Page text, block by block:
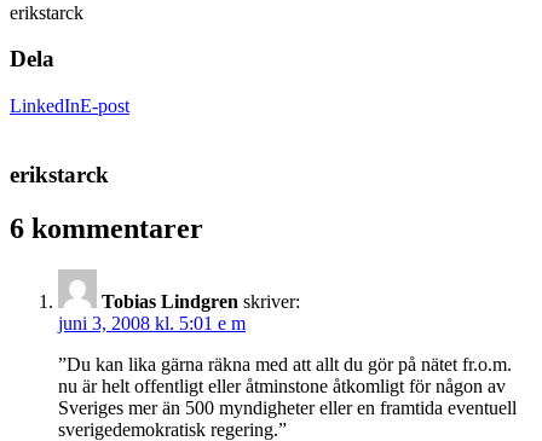
erikstarck
Dela
LinkedInE-post
erikstarck
6 kommentarer
Tobias Lindgren skriver:
juni 3, 2008 kl. 5:01 e m
”Du kan lika gärna räkna med att allt du gör på nätet fr.o.m.
nu är helt offentligt eller åtminstone åtkomligt för någon av
Sveriges mer än 500 myndigheter eller en framtida eventuell
sverigedemokratisk regering.”